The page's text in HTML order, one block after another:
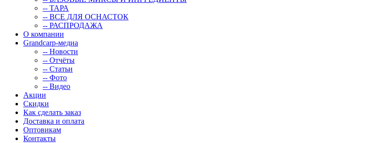
-- ТАРА
-- ВСЕ ДЛЯ ОСНАСТОК
-- РАСПРОДАЖА
О компании
Grandcarp-медиа
-- Новости
-- Отчёты
-- Статьи
-- Фото
-- Видео
Акции
Скидки
Как сделать заказ
Доставка и оплата
Оптовикам
Контакты